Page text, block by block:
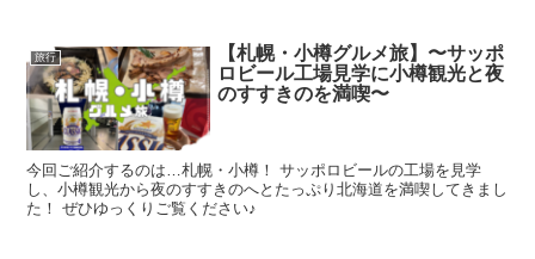
旅行
【札幌・小樽グルメ旅】〜サッポ
ロビール工場見学に小樽観光と夜
のすすきのを満喫〜
今回ご紹介するのは…札幌・小樽！ サッポロビールの工場を見学
し、小樽観光から夜のすすきのへとたっぷり北海道を満喫してきまし
た！ ぜひゆっくりご覧ください♪